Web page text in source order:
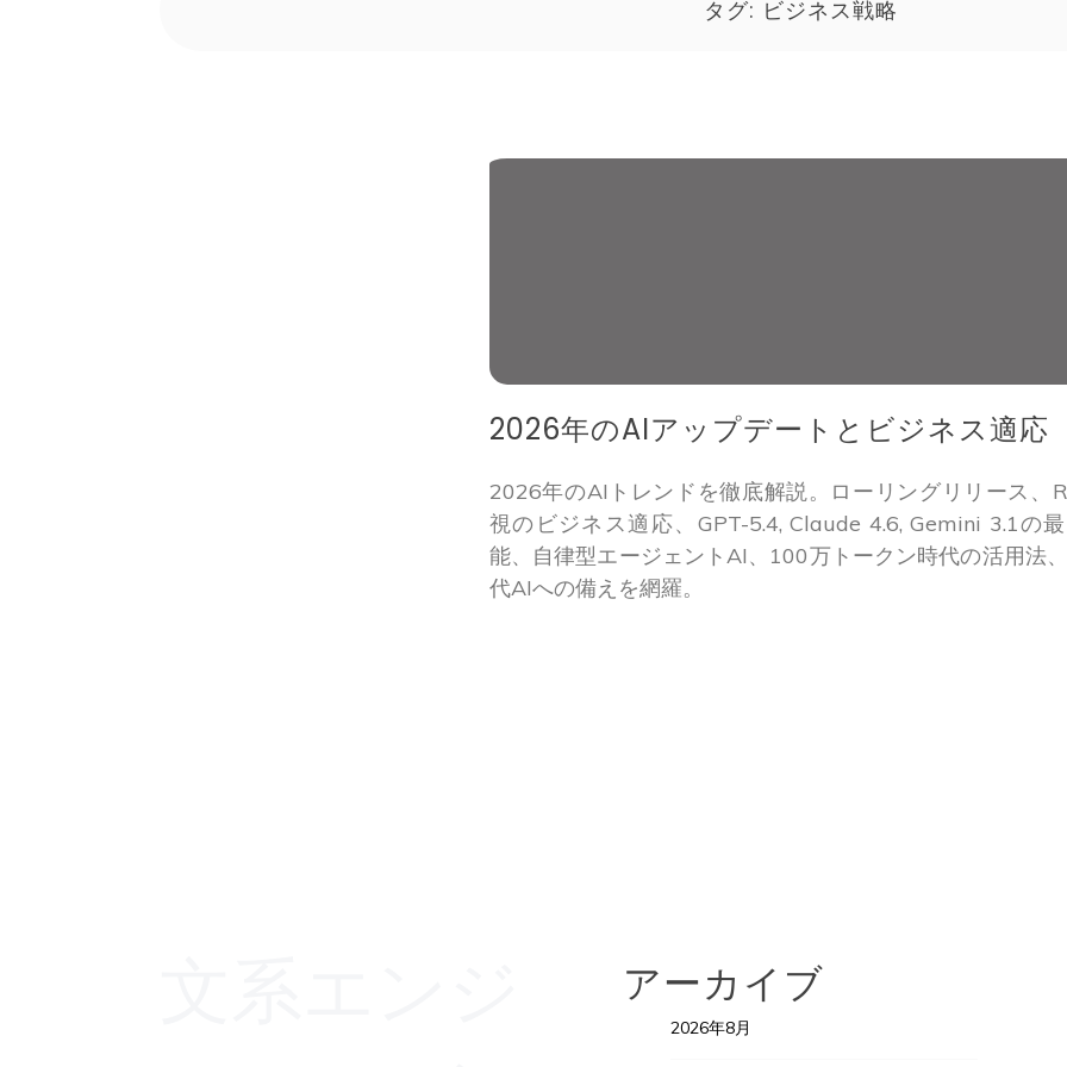
タグ: ビジネス戦略
2026年のAIアップデートとビジネス適応
2026年のAIトレンドを徹底解説。ローリングリリース、
視のビジネス適応、GPT-5.4, Claude 4.6, Gemini 3.1の
能、自律型エージェントAI、100万トークン時代の活用法
代AIへの備えを網羅。
アーカイブ
2026年8月